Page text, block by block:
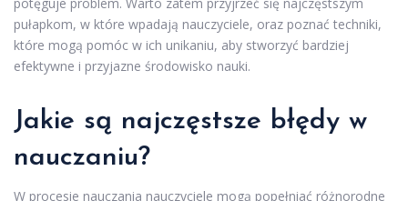
pułapkom, w które wpadają nauczyciele, oraz poznać techniki,
które mogą pomóc w ich unikaniu, aby stworzyć bardziej
efektywne i przyjazne środowisko nauki.
Jakie są najczęstsze błędy w
nauczaniu?
W procesie nauczania nauczyciele mogą popełniać różnorodne